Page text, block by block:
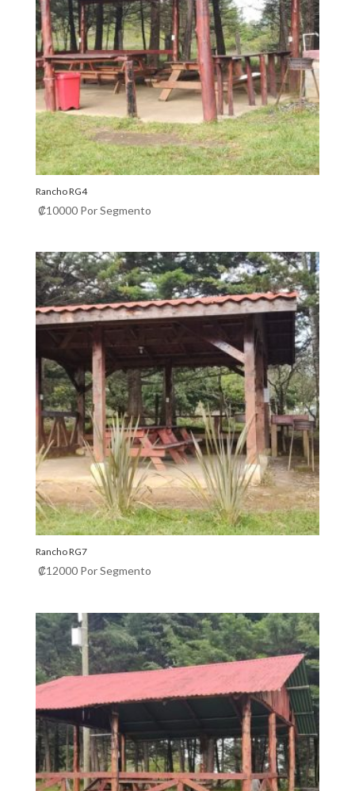
Rancho RG4
₡10000Por Segmento
Rancho RG7
₡12000Por Segmento